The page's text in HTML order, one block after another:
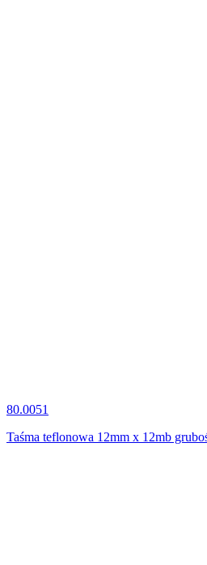
80.0051
Taśma teflonowa 12mm x 12mb